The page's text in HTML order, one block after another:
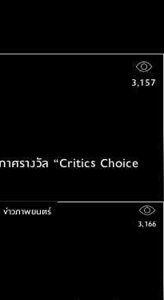
กาศรางวัล “Critics Choice
3,157
ข่าวภาพยนตร์
3,166